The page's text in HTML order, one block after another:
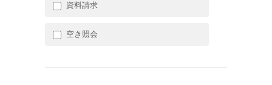
資料請求
空き照会